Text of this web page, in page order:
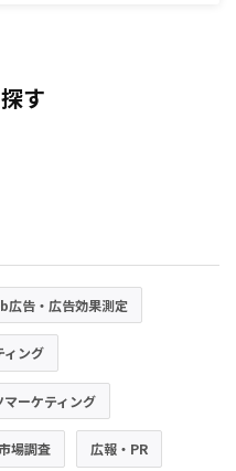
す
広告・広告効果測定
ィング
マーケティング
場調査 広報・PR